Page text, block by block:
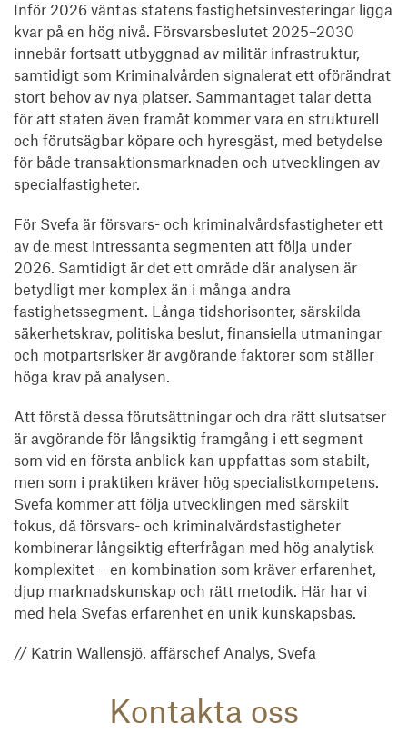
Inför 2026 väntas statens fastighetsinvesteringar ligga
kvar på en hög nivå. Försvarsbeslutet 2025–2030
innebär fortsatt utbyggnad av militär infrastruktur,
samtidigt som Kriminalvården signalerat ett oförändrat
stort behov av nya platser. Sammantaget talar detta
för att staten även framåt kommer vara en strukturell
och förutsägbar köpare och hyresgäst, med betydelse
för både transaktionsmarknaden och utvecklingen av
specialfastigheter.
För Svefa är försvars- och kriminalvårdsfastigheter ett
av de mest intressanta segmenten att följa under
2026. Samtidigt är det ett område där analysen är
betydligt mer komplex än i många andra
fastighetssegment. Långa tidshorisonter, särskilda
säkerhetskrav, politiska beslut, finansiella utmaningar
och motpartsrisker är avgörande faktorer som ställer
höga krav på analysen.
Att förstå dessa förutsättningar och dra rätt slutsatser
är avgörande för långsiktig framgång i ett segment
som vid en första anblick kan uppfattas som stabilt,
men som i praktiken kräver hög specialistkompetens.
Svefa kommer att följa utvecklingen med särskilt
fokus, då försvars- och kriminalvårdsfastigheter
kombinerar långsiktig efterfrågan med hög analytisk
komplexitet – en kombination som kräver erfarenhet,
djup marknadskunskap och rätt metodik. Här har vi
med hela Svefas erfarenhet en unik kunskapsbas.
// Katrin Wallensjö, affärschef Analys, Svefa
Kontakta oss